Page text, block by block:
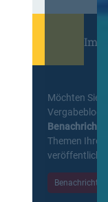
Möchten Sie
Vergabeblog
Themen Ihrer
veröffentlicht